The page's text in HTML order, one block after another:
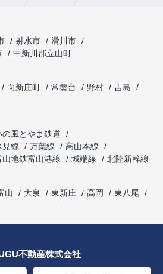
射水市
滑川市
中新川郡立山町
向新庄町 常盤台 野村
吉島
の風とやま鉄道
見線 万葉線
高山本線
山地鉄富山港線 城端線
北陸新幹線
山 大泉 東新庄 高岡
東八尾
不動産株式会社